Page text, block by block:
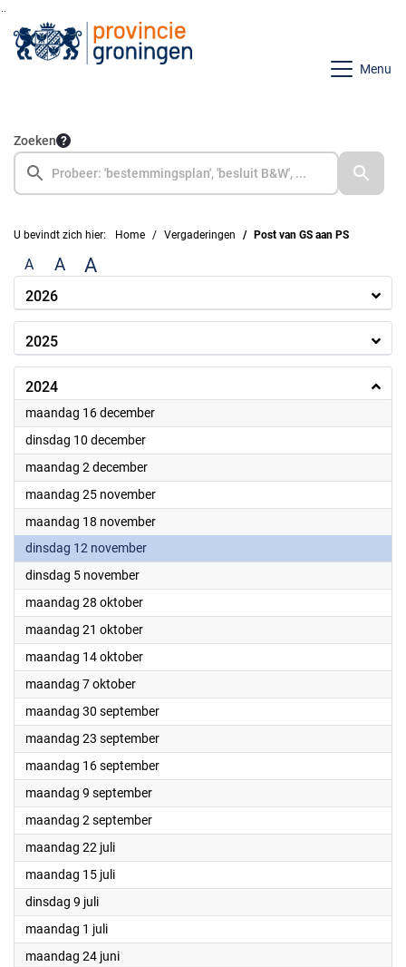
Ga naar de inhoud van deze pagina
Ga naar het zoeken
Ga naar het menu
Menu
Zoeken
U bevindt zich hier: Home Vergaderingen Post van GS aan PS
A A A
2026
2025
2024
maandag 16 december2024
dinsdag 10 december2024
maandag 2 december2024
maandag 25 november2024
maandag 18 november2024
dinsdag 12 november2024
dinsdag 5 november2024
maandag 28 oktober2024
maandag 21 oktober2024
maandag 14 oktober2024
maandag 7 oktober2024
maandag 30 september2024
maandag 23 september2024
maandag 16 september2024
maandag 9 september2024
maandag 2 september2024
maandag 22 juli2024
maandag 15 juli2024
dinsdag 9 juli2024
maandag 1 juli2024
maandag 24 juni2024